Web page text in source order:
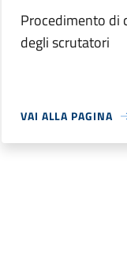
Procedimento di
degli scrutatori
VAI ALLA PAGINA